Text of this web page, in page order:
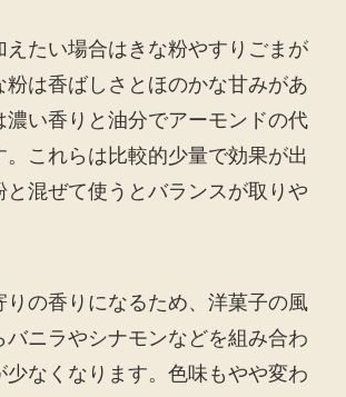
えたい場合はきな粉やすりごまが
粉は香ばしさとほのかな甘みがあ
濃い香りと油分でアーモンドの代
。これらは比較的少量で効果が出
と混ぜて使うとバランスが取りや
りの香りになるため、洋菓子の風
バニラやシナモンなどを組み合わ
少なくなります。色味もやや変わ